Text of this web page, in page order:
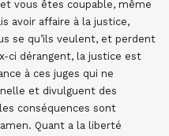
vous êtes coupable, même
avoir affaire à la justice,
se qu’ils veulent, et perdent
ci dérangent, la justice est
à ces juges qui ne
et divulguent des
conséquences sont
Quant a la liberté